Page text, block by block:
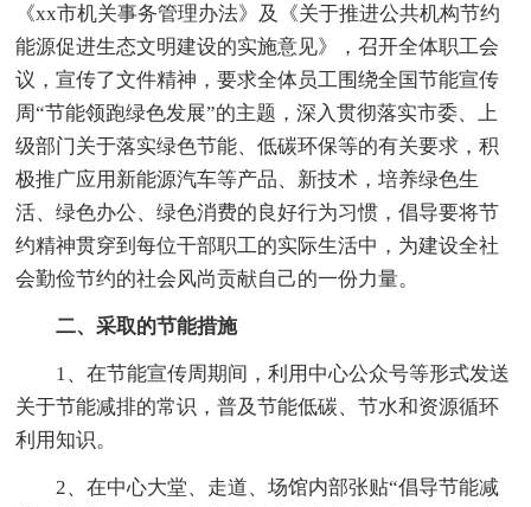
《xx市机关事务管理办法》及《关于推进公共机构节约
能源促进生态文明建设的实施意见》，召开全体职工会
议，宣传了文件精神，要求全体员工围绕全国节能宣传
周“节能领跑绿色发展”的主题，深入贯彻落实市委、上
级部门关于落实绿色节能、低碳环保等的有关要求，积
极推广应用新能源汽车等产品、新技术，培养绿色生
活、绿色办公、绿色消费的良好行为习惯，倡导要将节
约精神贯穿到每位干部职工的实际生活中，为建设全社
会勤俭节约的社会风尚贡献自己的一份力量。
二、采取的节能措施
1、在节能宣传周期间，利用中心公众号等形式发送
关于节能减排的常识，普及节能低碳、节水和资源循环
利用知识。
2、在中心大堂、走道、场馆内部张贴“倡导节能减